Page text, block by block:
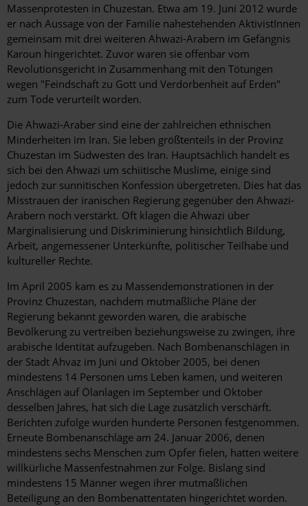
Massenprotesten in Chuzestan. Etwa am 19. Juni 2012 wurde
er nach Aussage von der Familie nahestehenden AktivistInnen
gemeinsam mit drei weiteren Ahwazi-Arabern im Gefängnis
Karoun hingerichtet. Zuvor waren sie offenbar vom
Revolutionsgericht in Zusammenhang mit den Tötungen
wegen "Feindschaft zu Gott und Verdorbenheit auf Erden"
zum Tode verurteilt worden.
Die Ahwazi-Araber sind eine der zahlreichen ethnischen
Minderheiten im Iran. Sie leben größtenteils in der Provinz
Chuzestan im Südwesten des Iran. Hauptsächlich handelt es
sich bei den Ahwazi um schiitische Muslime, einige sind
jedoch zur sunnitischen Konfession übergetreten. Dies hat das
Misstrauen der iranischen Regierung gegenüber den Ahwazi-
Arabern noch verstärkt. Oft klagen die Ahwazi über
Marginalisierung und Diskriminierung hinsichtlich Bildung,
Arbeit, angemessener Unterkünfte, politischer Teilhabe und
kultureller Rechte.
Im April 2005 kam es zu Massendemonstrationen in der
Provinz Chuzestan, nachdem mutmaßliche Pläne der
Regierung bekannt geworden waren, die arabische
Bevölkerung zu vertreiben beziehungsweise zu zwingen, ihre
arabische Identität aufzugeben. Nach Bombenanschlägen in
der Stadt Ahvaz im Juni und Oktober 2005, bei denen
mindestens 14 Personen ums Leben kamen, und weiteren
Anschlägen auf Ölanlagen im September und Oktober
desselben Jahres, hat sich die Lage zusätzlich verschärft.
Berichten zufolge wurden hunderte Personen festgenommen.
Erneute Bombenanschläge am 24. Januar 2006, denen
mindestens sechs Menschen zum Opfer fielen, hatten weitere
willkürliche Massenfestnahmen zur Folge. Bislang sind
mindestens 15 Männer wegen ihrer mutmaßlichen
Beteiligung an den Bombenattentaten hingerichtet worden.